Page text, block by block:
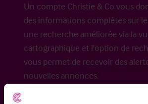
Un compte Christie & Co vous
des informations complètes sur
une recherche améliorée via la
cartographique et l'option de
vous permet de recevoir des
nouvelles annonces.